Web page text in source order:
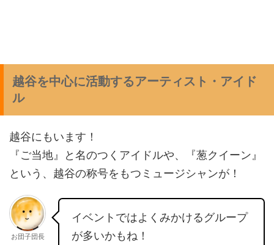
越谷を中心に活動するアーティスト・アイド
ル
越谷にもいます！
『ご当地』と名のつくアイドルや、『葱クイーン』
という、越谷の称号をもつミュージシャンが！
お団子団長
イベントではよくみかけるグループ
が多いかもね！